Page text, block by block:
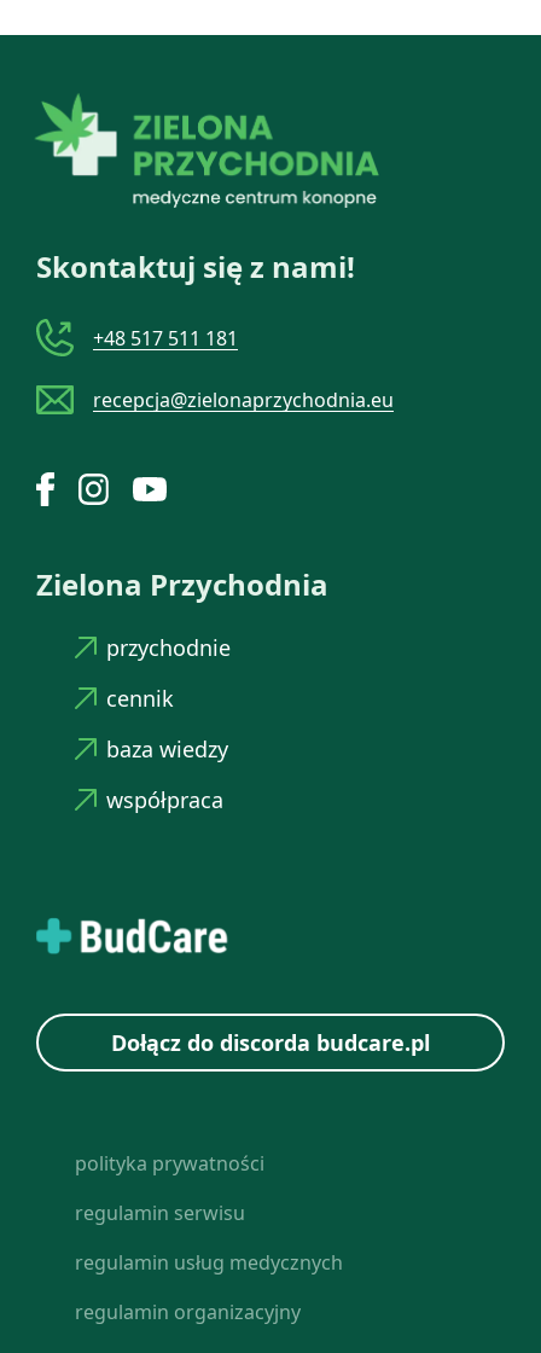
Skontaktuj się z nami!
+48 517 511 181
recepcja@zielonaprzychodnia.eu
Zielona Przychodnia
przychodnie
cennik
baza wiedzy
współpraca
Dołącz do discorda budcare.pl
polityka prywatności
regulamin serwisu
regulamin usług medycznych
regulamin organizacyjny